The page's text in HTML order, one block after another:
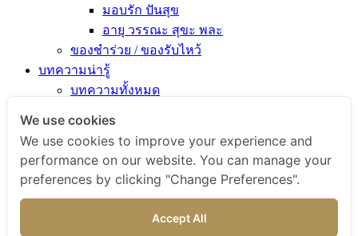
มอบรัก ปันสุข
อายุ วรรณะ สุขะ พละ
ของชำร่วย / ของรับไหว้
บทความน่ารู้
บทความทั้งหมด
ไขข้อสงสัยเรื่องข้าว
คัมภีร์เข้าครัว
สารพัดเมนูอร่อย
สุขภาพดีกับข้าวธรรม
We use cookies
We use cookies to improve your experience and
performance on our website. You can manage your
preferences by clicking "Change Preferences".
Accept All